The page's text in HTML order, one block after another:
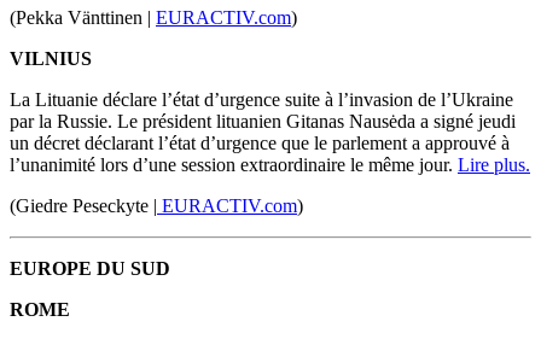
(Pekka Vänttinen | EURACTIV.com)
VILNIUS
La Lituanie déclare l’état d’urgence suite à l’invasion de l’Ukraine
par la Russie. Le président lituanien Gitanas Nausėda a signé jeudi
un décret déclarant l’état d’urgence que le parlement a approuvé à
l’unanimité lors d’une session extraordinaire le même jour. Lire plus.
(Giedre Peseckyte | EURACTIV.com)
EUROPE DU SUD
ROME